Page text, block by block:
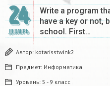
24
ДЕКАБРЬ
Write a program
have a key or not,
school. First…
Автор: kotarisstwink2
Предмет: Информатика
Уровень: 5 - 9 класс